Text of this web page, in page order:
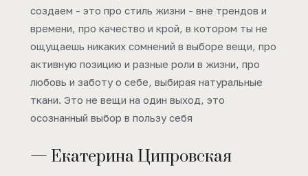
создаем - это про стиль жизни - вне трендов и
времени, про качество и крой, в котором ты не
ощущаешь никаких сомнений в выборе вещи, про
активную позицию и разные роли в жизни, про
любовь и заботу о себе, выбирая натуральные
ткани. Это не вещи на один выход, это
осознанный выбор в пользу себя
— Екатерина Ципровская